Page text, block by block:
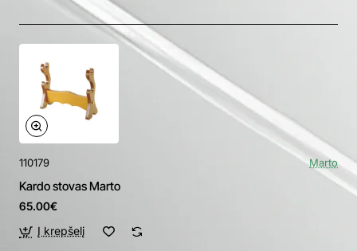
110179 Marto
Kardo stovas Marto
65.00€
Į krepšelį